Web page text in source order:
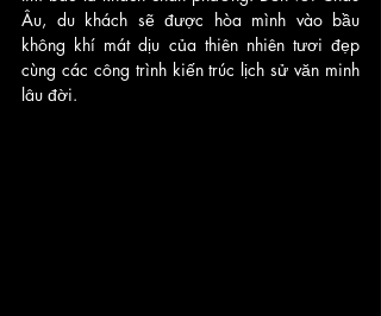
Âu, du khách sẽ được hòa mình vào bầu
không khí mát dịu của thiên nhiên tươi đẹp
cùng các công trình kiến trúc lịch sử văn minh
lâu đời.